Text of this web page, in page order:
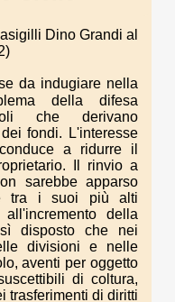
Dino Grandi al
da indugiare nella
della difesa
che derivano
fondi. L'interesse
a ridurre il
Il rinvio a
sarebbe apparso
tra i suoi più alti
della
disposto che nei
divisioni e nelle
aventi per oggetto
di coltura,
trasferimenti di diritti